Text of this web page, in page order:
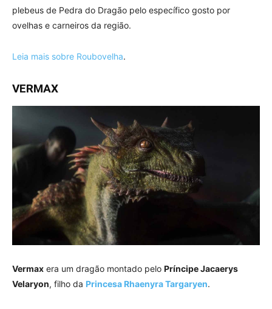
plebeus de Pedra do Dragão pelo específico gosto por
ovelhas e carneiros da região.
Leia mais sobre Roubovelha.
VERMAX
Vermax era um dragão montado pelo Príncipe Jacaerys
Velaryon, filho da Princesa Rhaenyra Targaryen.